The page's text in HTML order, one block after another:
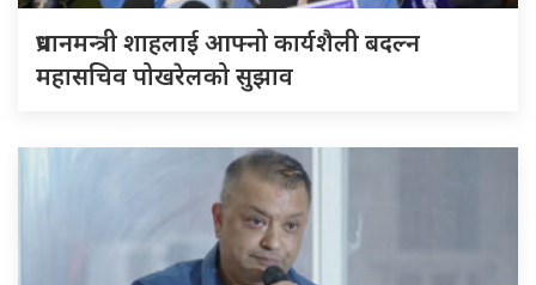
प्रधानमन्त्री शाहलाई आफ्नो कार्यशैली बदल्न
महासचिव पोखरेलको सुझाव